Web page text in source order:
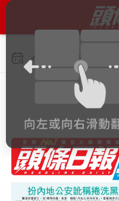
今日 2026年8月8日